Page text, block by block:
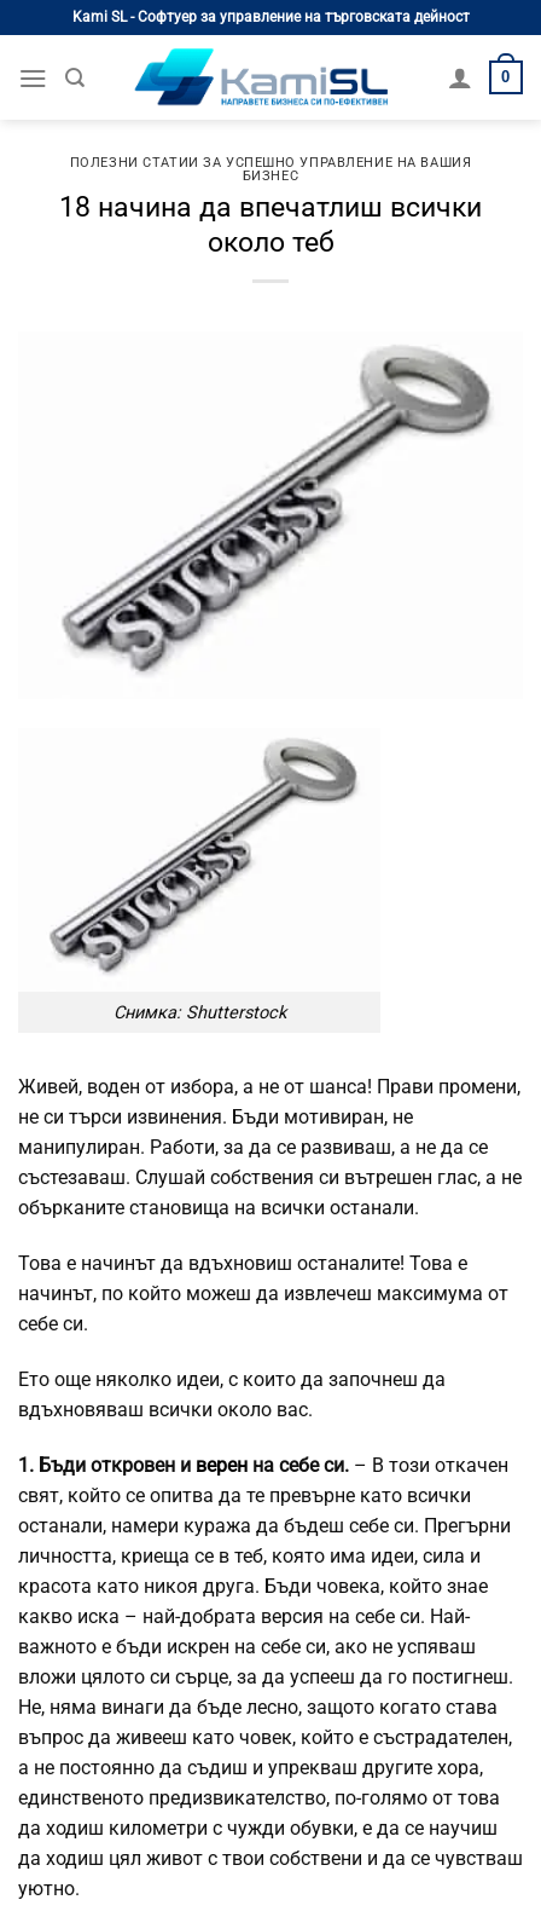
content
Kami SL - Софтуер за управление на търговската дейност
0
ПОЛЕЗНИ СТАТИИ ЗА УСПЕШНО УПРАВЛЕНИЕ НА ВАШИЯ
БИЗНЕС
18 начина да впечатлиш всички
около теб
Снимка: Shutterstock
Живей, воден от избора, а не от шанса! Прави промени,
не си търси извинения. Бъди мотивиран, не
манипулиран. Работи, за да се развиваш, а не да се
състезаваш. Слушай собствения си вътрешен глас, а не
обърканите становища на всички останали.
Това е начинът да вдъхновиш останалите! Това е
начинът, по който можеш да извлечеш максимума от
себе си.
Ето още няколко идеи, с които да започнеш да
вдъхновяваш всички около вас.
1. Бъди откровен и верен на себе си. – В този откачен
свят, който се опитва да те превърне като всички
останали, намери куража да бъдеш себе си. Прегърни
личността, криеща се в теб, която има идеи, сила и
красота като никоя друга. Бъди човека, който знае
какво иска – най-добрата версия на себе си. Най-
важното е бъди искрен на себе си, ако не успяваш
вложи цялото си сърце, за да успееш да го постигнеш.
Не, няма винаги да бъде лесно, защото когато става
въпрос да живееш като човек, който е състрадателен,
а не постоянно да съдиш и упрекваш другите хора,
единственото предизвикателство, по-голямо от това
да ходиш километри с чужди обувки, е да се научиш
да ходиш цял живот с твои собствени и да се чувстваш
уютно.